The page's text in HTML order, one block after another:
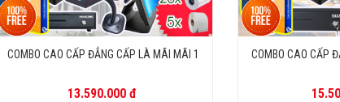
COMBO CAO CẤP ĐẲNG CẤP LÀ MÃI MÃI 1
13.590.000 đ
COMBO CAO CẤP